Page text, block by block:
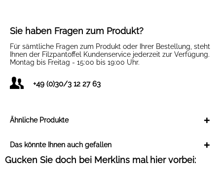
Sie haben Fragen zum Produkt?
Für sämtliche Fragen zum Produkt oder Ihrer Bestellung, steht
Ihnen der Filzpantoffel Kundenservice jederzeit zur Verfügung.
Montag bis Freitag - 15:00 bis 19:00 Uhr.
+49 (0)30/3 12 27 63
Ähnliche Produkte
Das könnte Ihnen auch gefallen
Gucken Sie doch bei Merklins mal hier vorbei: